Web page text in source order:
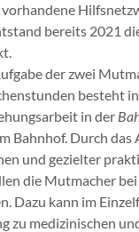
bereits 2021
der zwei
besteht
in der
Bahnhof. Durch das
und gezielter
die Mutmacher bei
Dazu kann im
zu medizinischen